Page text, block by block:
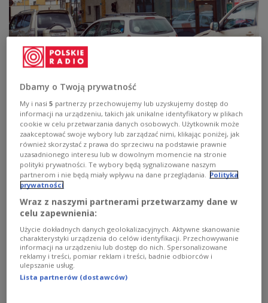
zdjęcie ilustracyjne Shutterstock/BY-_-BY
Wiceminister spraw wewnętrznych i
administracji Maciej Wąsikpoinformował, że
obecnie granicy z Białorusią strzeże pięć tysięcy
funkcjonariuszy Straży Granicznej. Dodał, że
wspiera ich dwa i pół tysiąca żołnierzy oraz
policjantów, w tym antyterroryści. Odpowiadając
na pytania posłów w sprawach bieżących Maciej
Wąsik powiedział, że wzmocnienie ochrony naszej
granicy ma związek z informacjami dotyczącymi
stacjonowania Grupy Wagnera na Białorusi.
"Wyobrażamy sobie taką sytuację, że ta grupa
będzie użyta do destabilizacji granicy polsko-
białoruskiej" - powiedział.
Dbamy o Twoją prywatność
My i nasi5 partnerzy przechowujemy lub uzyskujemy dostęp do
informacji na urządzeniu, takich jak unikalne identyfikatory w plikach
cookie w celu przetwarzania danych osobowych. Użytkownik może
zaakceptować swoje wybory lub zarządzać nimi, klikając poniżej, jak
również skorzystać z prawa do sprzeciwu na podstawie prawnie
uzasadnionego interesu lub w dowolnym momencie na stronie
polityki prywatności. Te wybory będą sygnalizowane naszym
partnerom i nie będą miały wpływu na dane przeglądania. Polityka
prywatności
Wraz z naszymi partnerami przetwarzamy dane w
celu zapewnienia:
Użycie dokładnych danych geolokalizacyjnych. Aktywne skanowanie
charakterystyki urządzenia do celów identyfikacji. Przechowywanie
informacji na urządzeniu lub dostęp do nich. Spersonalizowane
reklamy i treści, pomiar reklam i treści, badnie odbiorców i
ulepszanie usług.
Lista partnerów (dostawców)